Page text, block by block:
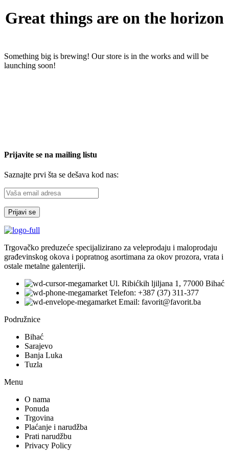
Great things are on the horizon
Something big is brewing! Our store is in the works and will be
launching soon!
Prijavite se na mailing listu
Saznajte prvi šta se dešava kod nas:
Trgovačko preduzeće specijalizirano za veleprodaju i maloprodaju
građevinskog okova i popratnog asortimana za okov prozora, vrata i
ostale metalne galenteriji.
Ul. Ribićkih ljiljana 1, 77000 Bihać
Telefon: +387 (37) 311-377
Email: favorit@favorit.ba
Podružnice
Bihać
Sarajevo
Banja Luka
Tuzla
Menu
O nama
Ponuda
Trgovina
Plaćanje i narudžba
Prati narudžbu
Privacy Policy